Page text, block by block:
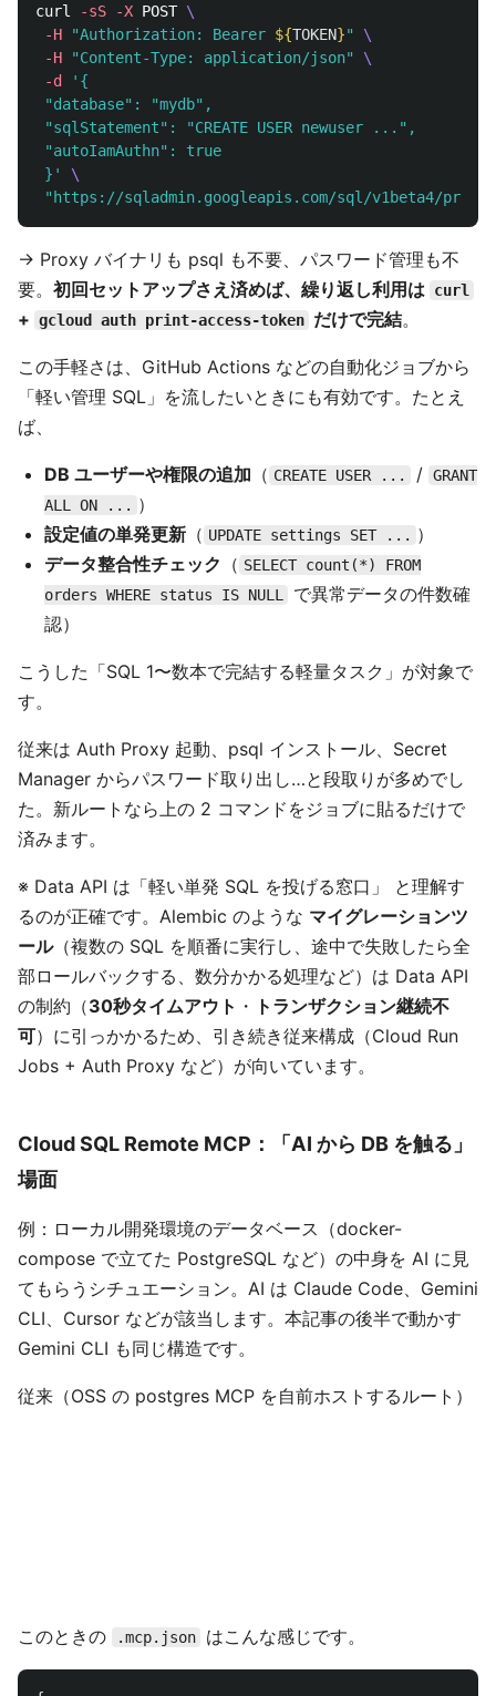
curl
-sS -X POST \
-H
"Authorization: Bearer ${TOKEN}"
\
-H
"Content-Type: application/json"
\
-d
'{
"database": "mydb",
"sqlStatement": "CREATE USER newuser ...",
"autoIamAuthn": true
}'
\
"https://sqladmin.googleapis.com/sql/v1beta4/
→ Proxy バイナリも psql も不要、パスワード管理も不
要。 初回セットアップさえ済めば、繰り返し利用は curl
+ gcloud auth print-access-token だけで完結。
この手軽さは、GitHub Actions などの自動化ジョブから
「軽い管理 SQL」を流したいときにも有効です。たとえ
ば、
DB ユーザーや権限の追加 （ CREATE USER ... / GRANT
ALL ON ... ）
設定値の単発更新 （ UPDATE settings SET ... ）
データ整合性チェック （ SELECT count(*) FROM
orders WHERE status IS NULL
で異常データの件数確
認）
こうした「SQL 1〜数本で完結する軽量タスク」が対象で
す。
従来は Auth Proxy 起動、psql インストール、Secret
Manager からパスワード取り出し…と段取りが多めでし
た。新ルートなら上の 2 コマンドをジョブに貼るだけで
済みます。
※ Data API は「軽い単発 SQL を投げる窓口」 と理解す
るのが正確です。Alembic のような マイグレーションツ
ール（複数の SQL を順番に実行し、途中で失敗したら全
部ロールバックする、数分かかる処理など）は Data API
の制約（30秒タイムアウト ・ トランザクション継続不
可）に引っかかるため、引き続き従来構成（Cloud Run
Jobs + Auth Proxy など）が向いています。
Cloud SQL Remote MCP：「AI から DB を触る」
場面
例：ローカル開発環境のデータベース（docker-
compose で立てた PostgreSQL など）の中身を AI に見
てもらうシチュエーション。AI は Claude Code、Gemini
CLI、Cursor などが該当します。本記事の後半で動かす
Gemini CLI も同じ構造です。
従来（OSS の postgres MCP を自前ホストするルート）
このときの .mcp.json はこんな感じです。